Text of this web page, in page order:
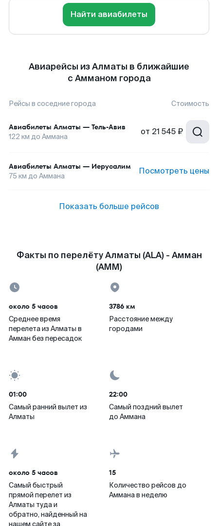
Найти авиабилеты
Авиарейсы из Алматы в ближайшие
с Амманом города
Рейсы в соседние города Стоимость
Авиабилеты Алматы — Тель-Авив
122 км до Аммана от 21 545 ₽
Авиабилеты Алматы — Иерусалим
75 км до Аммана Посмотреть цены
Показать больше рейсов
Факты по перелёту Алматы (ALA) - Амман
(AMM)
около 5 часов
Среднее время
перелета из Алматы в
Амман без пересадок
3786 км
Расстояние между
городами
01:00
Самый ранний вылет из
Алматы
22:00
Самый поздний вылет
до Аммана
около 5 часов
Самый быстрый
прямой перелет из
Алматы туда и
обратно, найденный на
нашем сайте за
15
Количество рейсов до
Аммана в неделю